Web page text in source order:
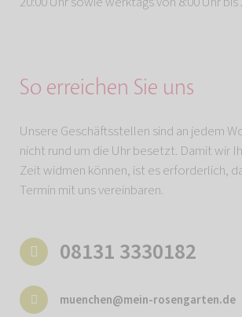
So erreichen Sie uns
Unsere Geschäftsstellen sind an jedem
nicht rund um die Uhr besetzt. Damit wir
Zeit widmen können, ist es erforderlich,
Termin mit uns vereinbaren.
08131 3330182
muenchen@mein-rosengarten.de